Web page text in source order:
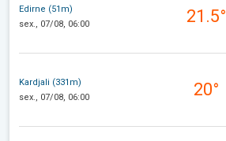
Edirne (51m)
sex., 07/08, 06:00
21.5°
Kardjali (331m)
sex., 07/08, 06:00
20°